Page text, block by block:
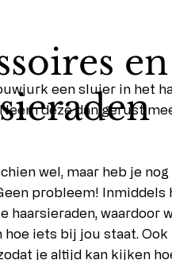
en
een sluier in het
deze dan gerust
wel, maar heb je
probleem! Inmiddels
haarsieraden, waardoor
hoe iets bij jou staat. Ook
je altijd kan kijken